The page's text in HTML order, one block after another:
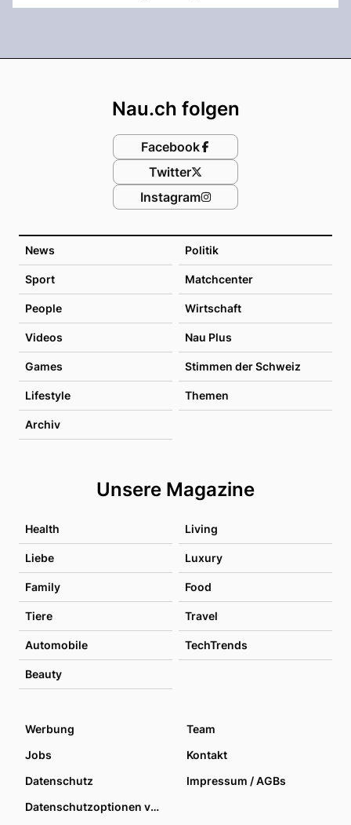
News Politik
Sport Matchcenter
People Wirtschaft
Videos Nau Plus
Games Stimmen der Schweiz
Lifestyle Themen
Archiv
Unsere Magazine
Health Living
Liebe Luxury
Family Food
Tiere Travel
Automobile TechTrends
Beauty
Nau.ch folgen
Facebook
Twitter
Instagram
Werbung
Team
Jobs
Kontakt
Datenschutz
Impressum / AGBs
Datenschutzoptionen verwalten